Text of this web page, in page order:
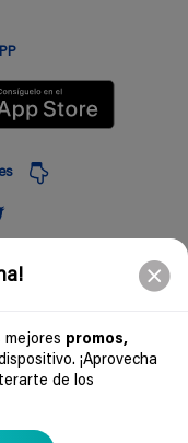
mejores promos,
¡Aprovecha
de los
Suscribir